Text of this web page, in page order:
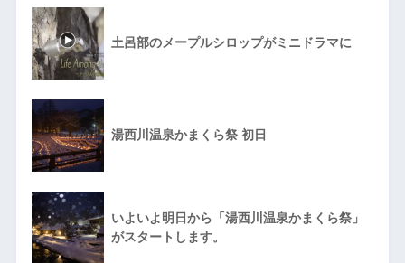
土呂部のメープルシロップがミニドラマに
湯西川温泉かまくら祭 初日
いよいよ明日から「湯西川温泉かまくら祭」
がスタートします。